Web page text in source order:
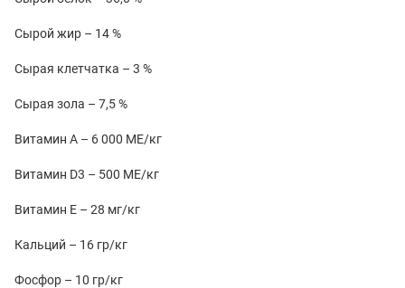
Сырой жир – 14 %
Сырая клетчатка – 3 %
Сырая зола – 7,5 %
Витамин А – 6 000 МЕ/кг
Витамин D3 – 500 МЕ/кг
Витамин Е – 28 мг/кг
Кальций – 16 гр/кг
Фосфор – 10 гр/кг